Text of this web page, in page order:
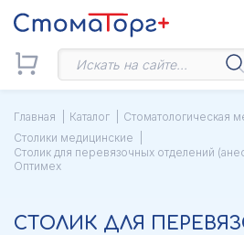
Главная Каталог
Стоматологическая
Столики медицинские
Столик для перевязочных отделений
Оптимех
СТОЛИК ДЛЯ